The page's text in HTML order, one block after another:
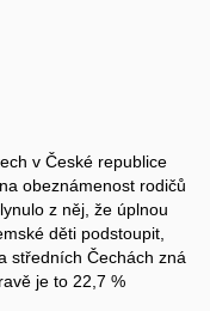
v České republice
obeznámenost rodičů
z něj, že úplnou
děti podstoupit,
středních Čechách zná
je to 22,7 %